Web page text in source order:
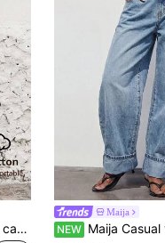
morin Extra lange klassieke casual denim jurk voor dames
Maija
NEW Maija Casual veelzijdige dagelijkse denim